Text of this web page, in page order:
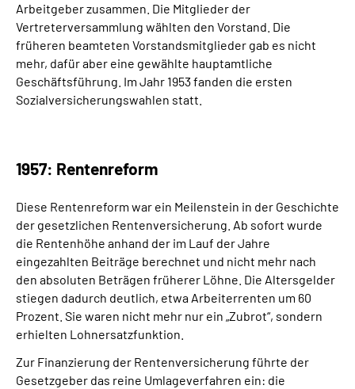
Arbeitgeber zusammen. Die Mitglieder der
Vertreterversammlung wählten den Vorstand. Die
früheren beamteten Vorstandsmitglieder gab es nicht
mehr, dafür aber eine gewählte hauptamtliche
Geschäftsführung. Im Jahr 1953 fanden die ersten
Sozialversicherungswahlen statt.
1957: Rentenreform
Diese Rentenreform war ein Meilenstein in der Geschichte
der gesetzlichen Rentenversicherung. Ab sofort wurde
die Rentenhöhe anhand der im Lauf der Jahre
eingezahlten Beiträge berechnet und nicht mehr nach
den absoluten Beträgen früherer Löhne. Die Altersgelder
stiegen dadurch deutlich, etwa Arbeiterrenten um 60
Prozent. Sie waren nicht mehr nur ein „Zubrot“, sondern
erhielten Lohnersatzfunktion.
Zur Finanzierung der Rentenversicherung führte der
Gesetzgeber das reine Umlageverfahren ein: die